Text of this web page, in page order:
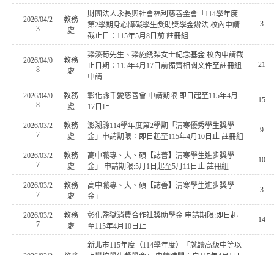
2026/04/2
3
教務
處
財團法人永長興社會福利慈善金會「114學年度
第2學期身心障礙學生獎助獎學金辦法 校內申請
截止日：115年5月8日前 註冊組
3
2026/04/0
8
教務
處
梁溪荀先生、梁施綉梨女士紀念基金 校內申請截
止日期：115年4月17日前備齊相關文件至註冊組
申請
21
2026/04/0
8
教務
處
彰化縣千愛慈善會 申請期限:即日起至115年4月
17日止
15
2026/03/2
7
教務
處
澎湖縣114學年度第2學期「清寒優秀學生獎學
金」申請期限：即日起至115年4月10日止 註冊組
9
2026/03/2
7
教務
處
高中職專、大、碩【誌善】清寒學生進步獎學
金」 申請期限:5月1日起至5月11日止 註冊組
10
2026/03/2
7
教務
處
高中職專、大、碩【誌善】清寒學生進步獎學
金」
3
2026/03/2
7
教務
處
彰化監獄消費合作社獎助學金 申請期限:即日起
至115年4月10日止
14
新北市115年度（114學年度）「就讀高級中等以